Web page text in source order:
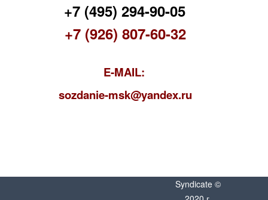
+7 (495) 294-90-05
+7 (926) 807-60-32
E-MAIL:
sozdanie-msk@yandex.ru
Syndicate ©